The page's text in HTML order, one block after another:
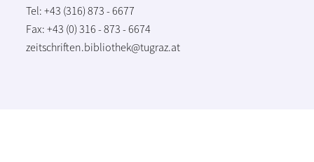
Tel: +43 (316) 873 - 6677
Fax: +43 (0) 316 - 873 - 6674
zeitschriften.bibliothek@tugraz.at